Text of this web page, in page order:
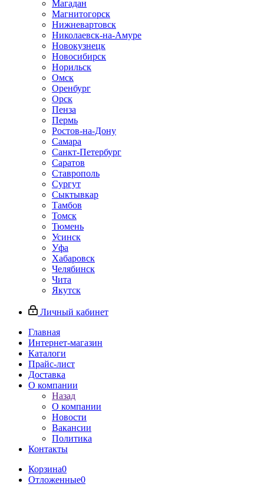
Магадан
Магнитогорск
Нижневартовск
Николаевск-на-Амуре
Новокузнецк
Новосибирск
Норильск
Омск
Оренбург
Орск
Пенза
Пермь
Ростов-на-Дону
Самара
Санкт-Петербург
Саратов
Ставрополь
Сургут
Сыктывкар
Тамбов
Томск
Тюмень
Усинск
Уфа
Хабаровск
Челябинск
Чита
Якутск
Личный кабинет
Главная
Интернет-магазин
Каталоги
Прайс-лист
Доставка
О компании
Назад
О компании
Новости
Вакансии
Политика
Контакты
Корзина0
Отложенные0